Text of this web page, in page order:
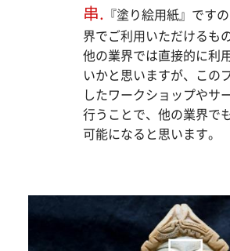
串. 『塗り絵用紙』です
界でご利用いただけるも
他の業界では直接的に利
いかと思いますが、この
したワークショップやサ
行うことで、他の業界で
可能になると思います。